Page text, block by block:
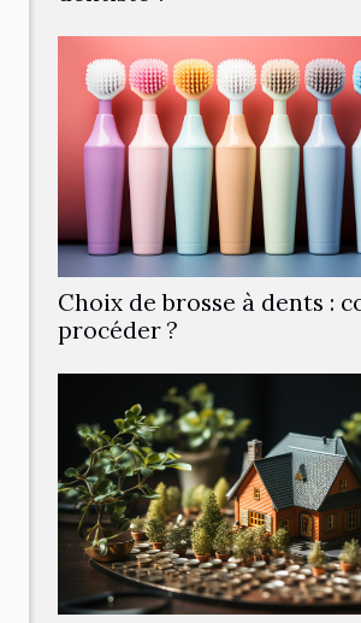
Choix de brosse à dents :
procéder ?